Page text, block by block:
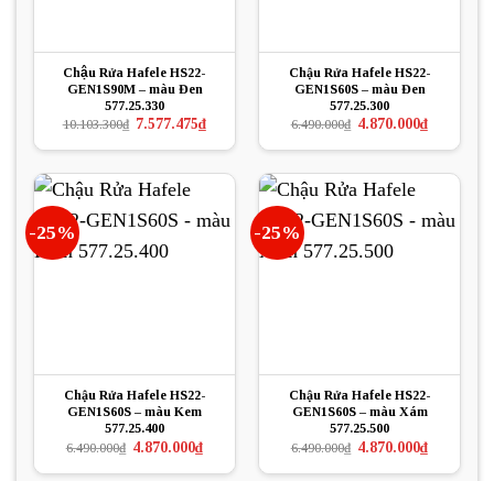
Chậu Rửa Hafele HS22-
GEN1S90M – màu Đen
577.25.330
10.103.300₫ Giá
là:
7.577.475₫Giá
hiện
tại
7.577.475₫.
Chậu Rửa Hafele HS22-
GEN1S60S – màu Đen
577.25.300
6.490.000₫ Giá
là:
4.870.000₫Giá
hiện
tại
4.870.000₫.
-25%
Chậu Rửa Hafele HS22-
GEN1S60S – màu Kem
577.25.400
6.490.000₫ Giá
là:
4.870.000₫Giá
hiện
tại
-25%
Chậu Rửa Hafele HS22-
GEN1S60S – màu Xám
577.25.500
6.490.000₫ Giá
là:
4.870.000₫Giá
hiện
tại